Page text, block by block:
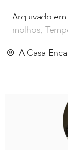
Arquivado em:
molhos,
A Casa